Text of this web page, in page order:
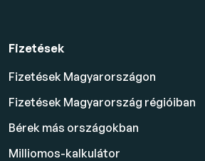
Fizetések
Fizetések Magyarországon
Fizetések Magyarország régióiban
Bérek más országokban
Milliomos-kalkulátor